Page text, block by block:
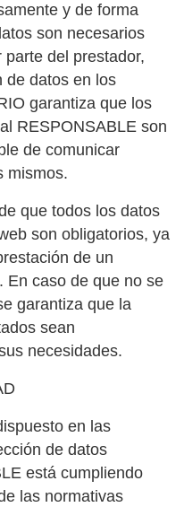
y de forma
son necesarios
del prestador,
de datos en los
garantiza que los
RESPONSABLE son
de comunicar
mismos.
que todos los datos
son obligatorios, ya
de un
En caso de que no se
garantiza que la
sean
necesidades.
en las
de datos
está cumpliendo
las normativas